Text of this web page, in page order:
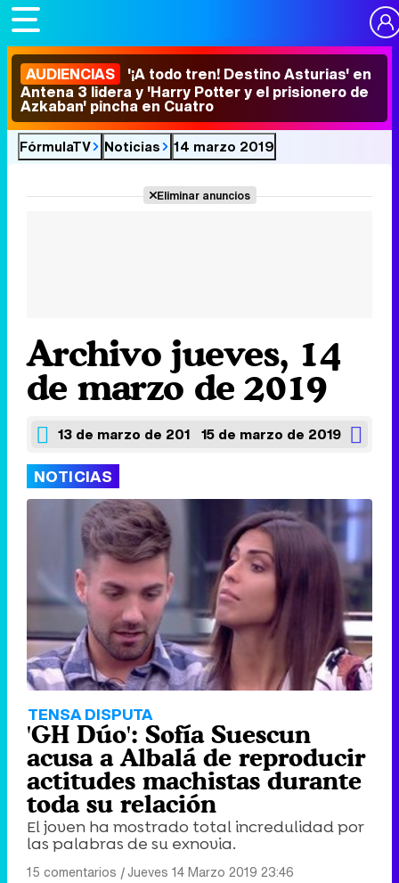
AUDIENCIAS '¡A todo tren! Destino Asturias' en
Antena 3 lidera y 'Harry Potter y el prisionero de
Azkaban' pincha en Cuatro
FórmulaTV Noticias 14 marzo 2019
Eliminar anuncios
Archivo jueves, 14
de marzo de 2019
13 de marzo de 2019 15 de marzo de 2019
NOTICIAS
TENSA DISPUTA
'GH Dúo': Sofía Suescun
acusa a Albalá de reproducir
actitudes machistas durante
toda su relación
El joven ha mostrado total incredulidad por
las palabras de su exnovia.
15 comentarios |Jueves 14 Marzo 2019 23:46